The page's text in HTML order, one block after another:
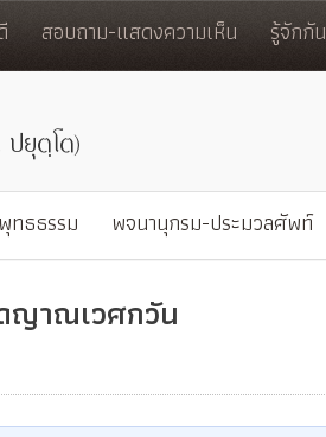
สอบถาม-แสดงความเห็น รู้จักกัน
พุทธธรรม พจนานุกรม-ประมวลศัพท์
าณเวศกวัน